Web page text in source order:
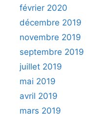
février 2020
décembre 2019
novembre 2019
septembre 2019
juillet 2019
mai 2019
avril 2019
mars 2019